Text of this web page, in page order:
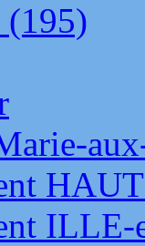
(195)